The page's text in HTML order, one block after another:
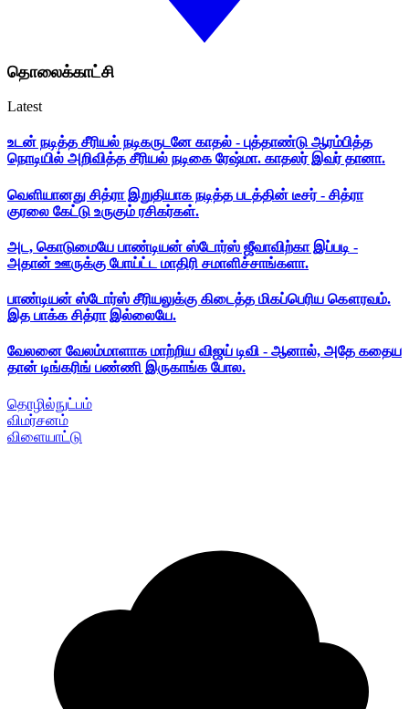
தொலைக்காட்சி
Latest
உடன் நடித்த சீரியல் நடிகருடனே காதல் - புத்தாண்டு ஆரம்பித்த
நொடியில் அறிவித்த சீரியல் நடிகை ரேஷ்மா. காதலர் இவர் தானா.
வெளியானது சித்ரா இறுதியாக நடித்த படத்தின் டீசர் - சித்ரா
குரலை கேட்டு உருகும் ரசிகர்கள்.
அட, கொடுமையே பாண்டியன் ஸ்டோர்ஸ் ஜீவாவிற்கா இப்படி -
அதான் ஊருக்கு போய்ட்ட மாதிரி சமாளிச்சாங்களா.
பாண்டியன் ஸ்டோர்ஸ் சீரியலுக்கு கிடைத்த மிகப்பெரிய கௌரவம்.
இத பாக்க சித்ரா இல்லையே.
வேலனை வேலம்மாளாக மாற்றிய விஜய் டிவி - ஆனால், அதே கதைய
தான் டிங்கரிங் பண்ணி இருகாங்க போல.
தொழில்நுட்பம்
விமர்சனம்
விளையாட்டு